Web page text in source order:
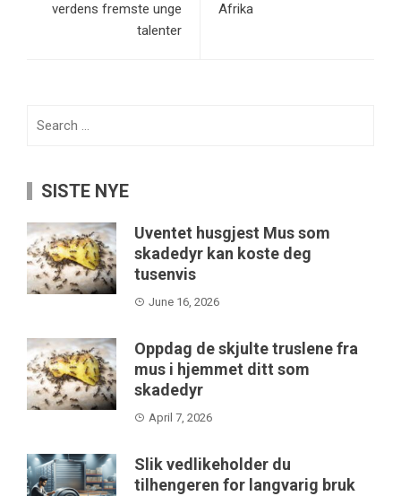
verdens fremste unge
talenter
Afrika
SISTE NYE
Uventet husgjest Mus som
skadedyr kan koste deg
tusenvis
June 16, 2026
Oppdag de skjulte truslene fra
mus i hjemmet ditt som
skadedyr
April 7, 2026
Slik vedlikeholder du
tilhengeren for langvarig bruk